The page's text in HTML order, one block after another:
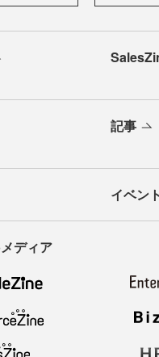
記事
イベント
ディア